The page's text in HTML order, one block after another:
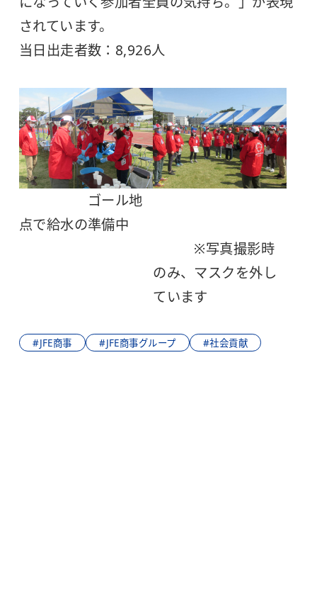
されています。
当日出走者数：8,926人
ゴール地
点で給水の準備中
※写真撮影時
のみ、マスクを外し
ています
#JFE商事 #JFE商事グループ #社会貢献